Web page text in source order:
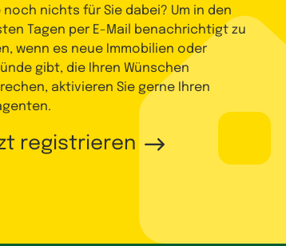
noch nichts für Sie dabei? Um in den
Tagen per E-Mail benachrichtigt zu
wenn es neue Immobilien oder
gibt, die Ihren Wünschen
aktivieren Sie gerne Ihren
registrieren